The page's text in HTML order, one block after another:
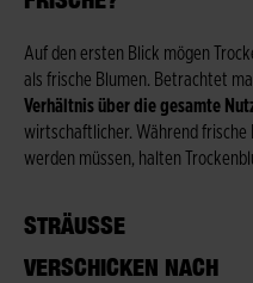
Auf den ersten Blick mögen
als frische Blumen. Betrachtet
Verhältnis über die gesamte
wirtschaftlicher. Während frische
werden müssen, halten
STRÄUSSE V
ERSCHICKEN NACH